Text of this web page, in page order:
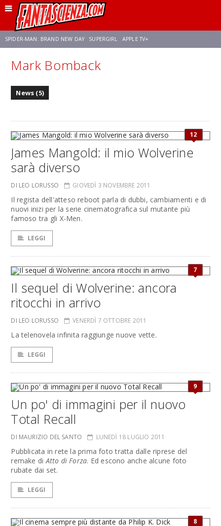
SPIDER-MAN: BRAND NEW DAY SUPERGIRL APPLE TV+
FRANCO RICCIARDIELLO ZENDAYA
Mark Bomback
News (5)
12
James Mangold: il mio Wolverine
sarà diverso
DI LEO LORUSSO GIOVEDÌ 3 NOVEMBRE 2011
Il regista dell'atteso reboot parla di dubbi, cambiamenti e di
nuovi inizi per la serie cinematografica sul mutante più
famoso tra gli X-Men.
LEGGI
7
Il sequel di Wolverine: ancora
ritocchi in arrivo
DI LEO LORUSSO VENERDÌ 7 OTTOBRE 2011
La telenovela infinita raggiunge nuove vette.
LEGGI
9
Un po' di immagini per il nuovo
Total Recall
DI MAURIZIO DEL SANTO LUNEDÌ 18 LUGLIO 2011
Pubblicata in rete la prima foto tratta dalle riprese del
remake diAtto di Forza. Ed escono anche alcune foto
rubate dai set.
LEGGI
8